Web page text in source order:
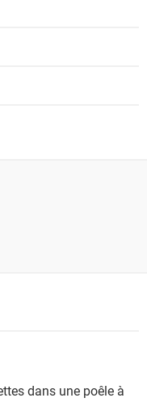
dans une poêle à